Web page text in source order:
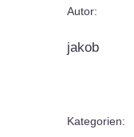
Autor:
jakob
Kategorien: